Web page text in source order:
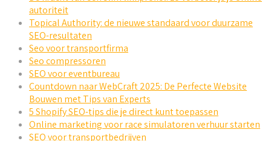
autoriteit
Topical Authority: de nieuwe standaard voor duurzame
SEO-resultaten
Seo voor transportfirma
Seo compressoren
SEO voor eventbureau
Countdown naar WebCraft 2025: De Perfecte Website
Bouwen met Tips van Experts
5 Shopify SEO-tips die je direct kunt toepassen
Online marketing voor race simulatoren verhuur starten
SEO voor transportbedrijven